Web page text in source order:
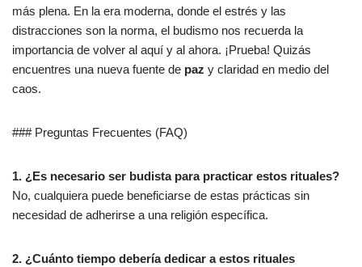
más plena. En la era moderna, donde el estrés y las
distracciones son la norma, el budismo nos recuerda la
importancia de volver al aquí y al ahora. ¡Prueba! Quizás
encuentres una nueva fuente de paz y claridad en medio del
caos.
### Preguntas Frecuentes (FAQ)
1. ¿Es necesario ser budista para practicar estos rituales?
No, cualquiera puede beneficiarse de estas prácticas sin
necesidad de adherirse a una religión específica.
2. ¿Cuánto tiempo debería dedicar a estos rituales